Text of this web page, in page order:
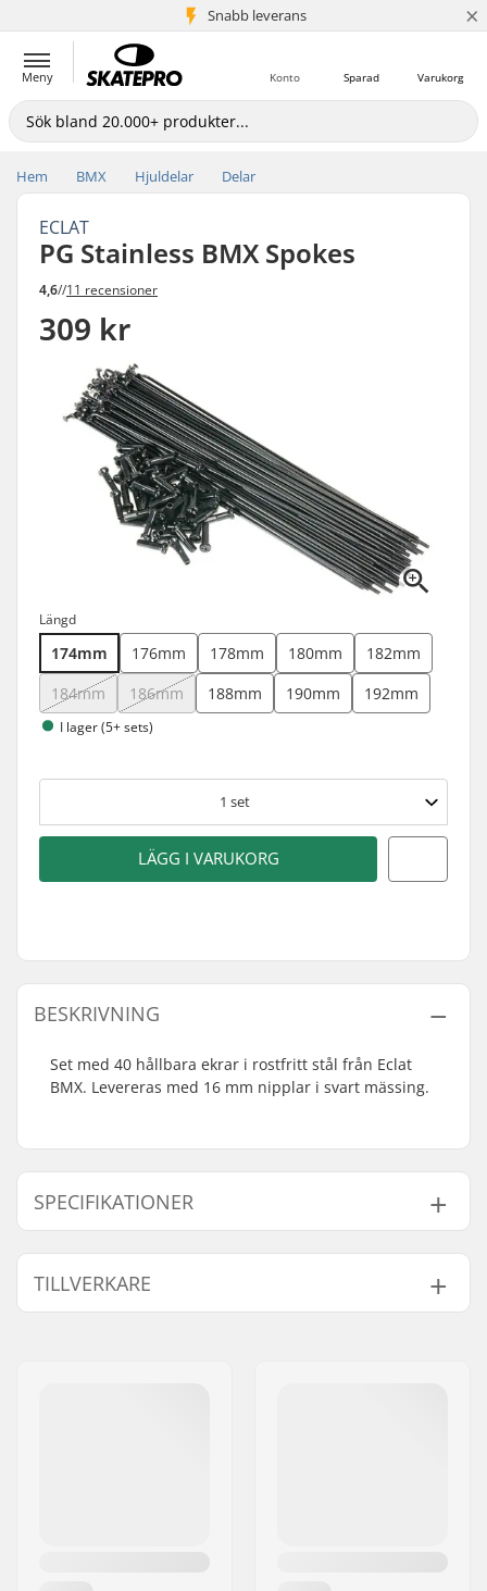
Snabb leverans
5+ milj. kunder ×
Meny Varukorg
Sparad
Konto
Hem BMX Hjuldelar Delar
ECLAT
PG Stainless BMX Spokes
4,6//11 recensioner
309 kr
Längd
174mm 176mm 178mm 180mm
182mm
184mm
186mm 188mm 190mm 192mm
I lager (5+ sets)
1 set
LÄGG I VARUKORG
BESKRIVNING
Set med 40 hållbara ekrar i rostfritt stål från Eclat
BMX. Levereras med 16 mm nipplar i svart mässing.
SPECIFIKATIONER
Antal ekrar: 40
TILLVERKARE